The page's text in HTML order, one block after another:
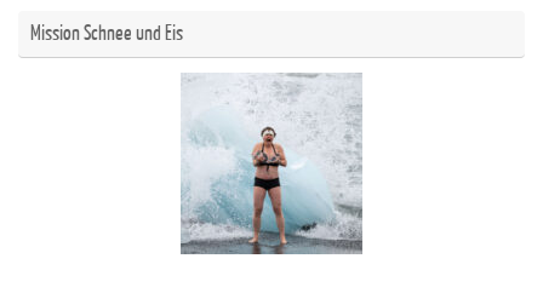
Mission Schnee und Eis